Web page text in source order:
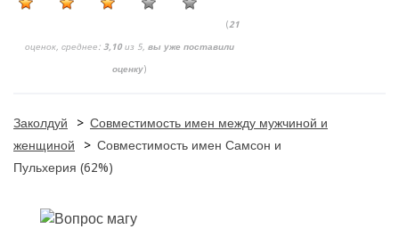
(21
оценок, среднее: 3,10из 5, вы уже поставили
оценку)
Заколдуй > Совместимость имен между мужчиной и
женщиной
> Совместимость имен Самсон и
Пульхерия (62%)